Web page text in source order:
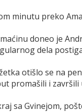
minutu preko
doneo je
dela
otišlo se na
promašili i završili
sa Gvinejom,